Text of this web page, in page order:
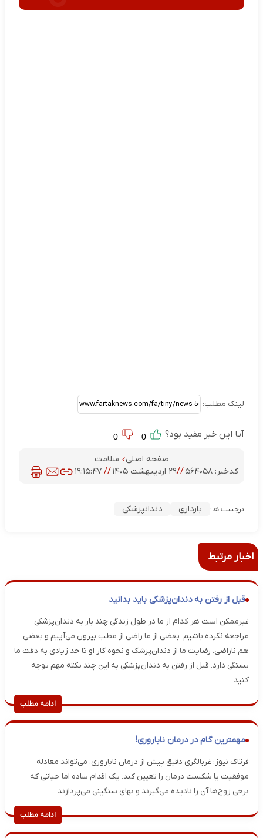
لینک مطلب:
آیا این خبر مفید بود؟
صفحه اصلی
سلامت
کدخبر: ۵۶۴۰۵۸ //۲۹ اردیبهشت ۱۴۰۵ // ۱۹:۱۵:۴۷
برچسب ها: بارداری دندانپزشکی
اخبار مرتبط
قبل از رفتن به دندان‌پزشکی باید بدانید
غیرممکن است هر کدام از ما در طول زندگی چند بار به دندان‌پزشکی
مراجعه نکرده باشیم. بعضی از ما راضی از مطب بیرون می‌آییم و بعضی
هم ناراضی. رضایت ما از دندان‌پزشک و نحوه کار او تا حد زیادی به دقت ما
بستگی دارد. قبل از رفتن به دندان‌پزشکی به این چند نکته مهم توجه
کنید.
ادامه مطلب
مهمترین گام در درمان ناباروری!
فرتاک نیوز: غربالگری دقیق پیش از درمان ناباروری، می‌تواند معادله
موفقیت یا شکست درمان را تعیین کند. یک اقدام ساده اما حیاتی که
برخی زوج‌ها آن را نادیده می‌گیرند و بهای سنگینی می‌پردازند.
ادامه مطلب